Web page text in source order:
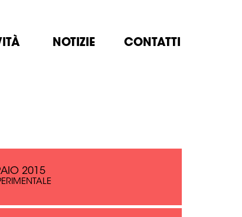
NOTIZIE CONTATTI
2015